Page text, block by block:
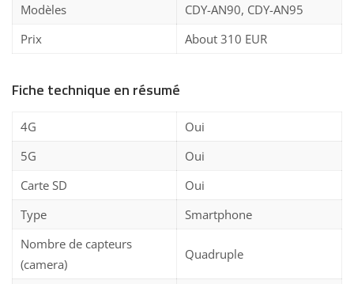
Modèles
CDY-AN90, CDY-AN95
Prix
About 310 EUR
Fiche technique en résumé
4G
Oui
5G
Oui
Carte SD
Oui
Type
Smartphone
Nombre de capteurs
(camera)
Quadruple